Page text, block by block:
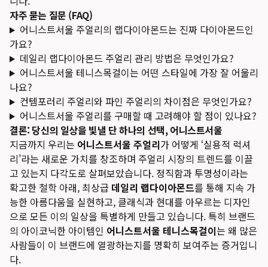
자주 묻는 질문 (FAQ)
어니스트서울 주얼리의 랩다이아몬드는 진짜 다이아몬드인
가요?
데일리 랩다이아몬드 주얼리 관리 방법은 무엇인가요?
어니스트서울 테니스목걸이는 어떤 스타일에 가장 잘 어울리
나요?
컨템포러리 주얼리와 파인 주얼리의 차이점은 무엇인가요?
어니스트서울 주얼리를 구매할 때 고려해야 할 점이 있나요?
결론: 당신의 일상을 빛낼 단 하나의 선택, 어니스트서울
지금까지 우리는 어니스트서울 주얼리가 어떻게 ‘실용적 럭셔
리’라는 새로운 가치를 창조하며 주얼리 시장의 트렌드를 이끌
고 있는지 다각도로 살펴보았습니다. 정직함과 투명성이라는
확고한 철학 아래, 최상급 데일리 랩다이아몬드를 통해 지속 가
능한 아름다움을 실현하고, 클래식과 현대를 아우르는 디자인
으로 모든 이의 일상을 특별하게 만들고 있습니다. 특히 브랜드
의 아이코닉한 아이템인 어니스트서울 테니스목걸이는 왜 많은
사람들이 이 브랜드에 열광하는지를 명확히 보여주는 증거입니
다.